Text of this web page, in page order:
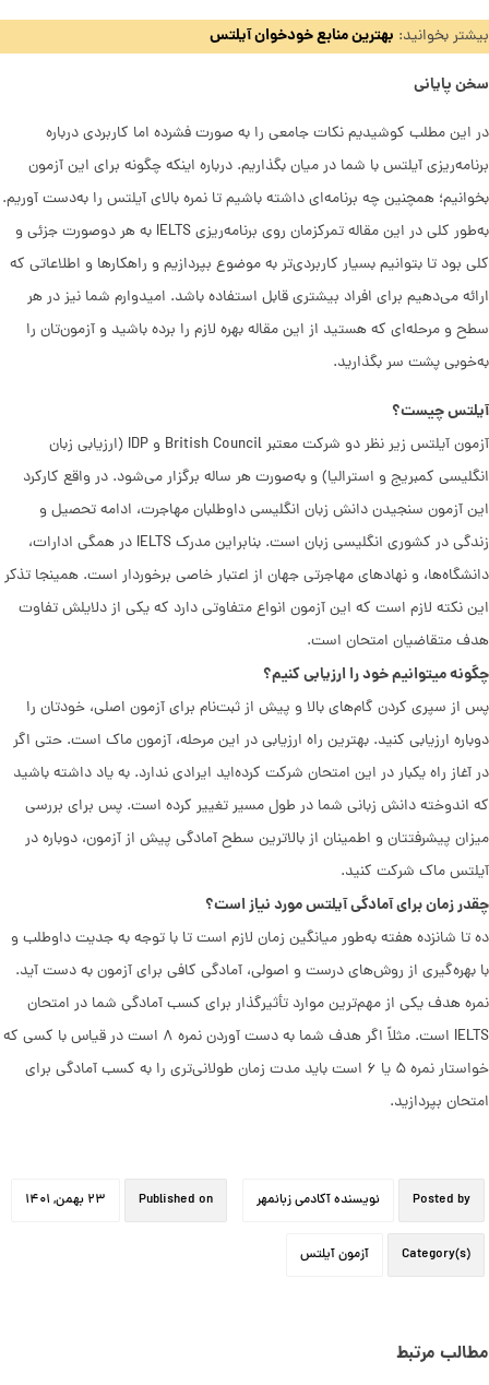
بیشتر بخوانید: بهترین منابع خودخوان آیلتس
سخن پایانی
در این مطلب کوشیدیم نکات جامعی را به صورت فشرده اما کاربردی درباره
برنامه‌ریزی آیلتس با شما در میان بگذاریم. درباره اینکه چگونه برای این آزمون
بخوانیم؛ همچنین چه برنامه‌ای داشته باشیم تا نمره بالای آیلتس را به‌دست آوریم.
به‌طور کلی در این مقاله تمرکزمان روی برنامه‌ریزی IELTS به هر دوصورت جزئی و
کلی بود تا بتوانیم بسیار کاربردی‌تر به موضوع بپردازیم و راهکارها و اطلاعاتی که
ارائه می‌دهیم برای افراد بیشتری قابل استفاده باشد. امیدوارم شما نیز در هر
سطح و مرحله‌ای که هستید از این مقاله بهره لازم را برده باشید و آزمون‌تان را
به‌خوبی پشت سر بگذارید.
آیلتس چیست؟
آزمون آیلتس زیر نظر دو شرکت معتبر British Council و IDP (ارزیابی زبان
انگلیسی کمبریج و استرالیا) و به‌صورت هر ساله برگزار می‌شود. در واقع کارکرد
این آزمون سنجیدن دانش زبان انگلیسی داوطلبان مهاجرت، ادامه تحصیل و
زندگی در کشوری انگلیسی زبان است. بنابراین مدرک IELTS در همگی ادارات،
دانشگاه‌ها، و نهادهای مهاجرتی جهان از اعتبار خاصی برخوردار است. همینجا تذکر
این نکته لازم است که این آزمون انواع متفاوتی دارد که یکی از دلایلش تفاوت
هدف متقاضیان امتحان است.
چگونه میتوانیم خود را ارزیابی کنیم؟
پس از سپری کردن گام‌های بالا و پیش از ثبت‌نام برای آزمون اصلی، خودتان را
دوباره ارزیابی کنید. بهترین راه ارزیابی در این مرحله، آزمون ماک است. حتی اگر
در آغاز راه یکبار در این امتحان شرکت کرده‌اید ایرادی ندارد. به یاد داشته باشید
که اندوخته دانش زبانی شما در طول مسیر تغییر کرده است. پس برای بررسی
میزان پیشرفتتان و اطمینان از بالاترین سطح آمادگی پیش از آزمون، دوباره در
آیلتس ماک شرکت کنید.
چقدر زمان برای آمادگی آیلتس مورد نیاز است؟
ده تا شانزده هفته به‌طور میانگین زمان لازم است تا با توجه به جدیت داوطلب و
با بهره‌گیری از روش‌های درست و اصولی، آمادگی کافی برای آزمون به دست آید.
نمره هدف یکی از مهم‌ترین موارد تأثیرگذار برای کسب آمادگی شما در امتحان
IELTS است. مثلاً اگر هدف شما به دست آوردن نمره ۸ است در قیاس با کسی که
خواستار نمره ۵ یا ۶ است باید مدت زمان طولانی‌تری را به کسب آمادگی برای
امتحان بپردازید.
Posted by نویسنده آکادمی زبانمهر Published on ۲۳ بهمن, ۱۴۰۱
Category(s) آزمون آیلتس
مطالب مرتبط